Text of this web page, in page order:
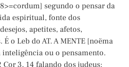
segundo o pensar da
espiritual, fonte dos
apetites, afetos,
o Leb do AT. A MENTE [noëma
ou o pensamento.
3, 14 falando dos judeus: